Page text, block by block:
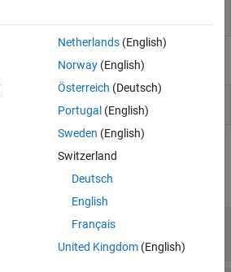
modello
machine learning
responses using Gaussian process
(GP) regression model(Da R2022a)
un modello o di un template di
Netherlands(English)
Norway(English)
Österreich (Deutsch)
Portugal (English)
Sweden (English)
Switzerland
Deutsch
English
Français
United Kingdom(English)